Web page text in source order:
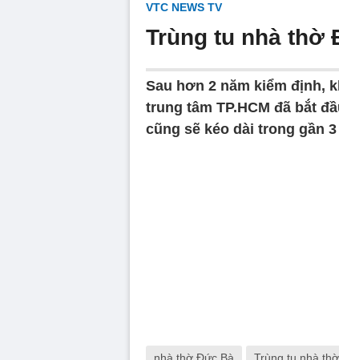
VTC NEWS TV
Trùng tu nhà thờ
Sau hơn 2 năm kiểm định,
trung tâm TP.HCM đã bắt
cũng sẽ kéo dài trong gần 3